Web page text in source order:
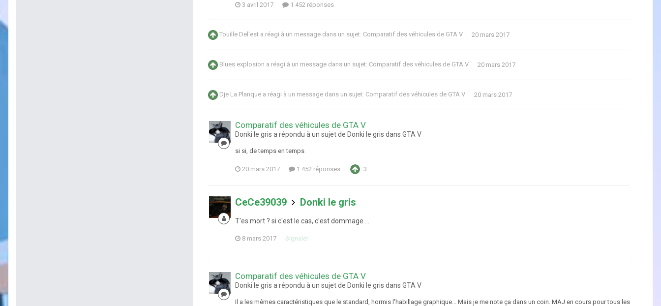
3 avril 2017 1 452 réponses
Touille Del'est a réagi à un message dans un sujet: Comparatif des véhicules de GTA V 20 mars 2017
Blues explosion a réagi à un message dans un sujet: Comparatif des véhicules de GTA V 20 mars 2017
Dje La Planque a réagi à un message dans un sujet: Comparatif des véhicules de GTA V 20 mars 2017
Comparatif des véhicules de GTA V
Donki le gris a répondu à un sujet de Donki le gris dans GTA V
si si, de temps en temps
20 mars 2017 1 452 réponses 3
CeCe39039 Donki le gris
T'es mort ? si c'est le cas, c'est dommage....
8 mars 2017 Signaler
Comparatif des véhicules de GTA V
Donki le gris a répondu à un sujet de Donki le gris dans GTA V
Il a les mêmes caractéristiques que le standard, hormis l'habillage graphique... Mais je me note ça dans un coin. MAJ en cours pour tous les